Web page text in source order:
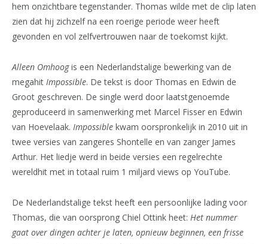
hem onzichtbare tegenstander. Thomas wilde met de clip laten
zien dat hij zichzelf na een roerige periode weer heeft
gevonden en vol zelfvertrouwen naar de toekomst kijkt.
Alleen Omhoogis een Nederlandstalige bewerking van de
megahit Impossible. De tekst is door Thomas en Edwin de
Groot geschreven. De single werd door laatstgenoemde
geproduceerd in samenwerking met Marcel Fisser en Edwin
van Hoevelaak. Impossible kwam oorspronkelijk in 2010 uit in
twee versies van zangeres Shontelle en van zanger James
Arthur. Het liedje werd in beide versies een regelrechte
wereldhit met in totaal ruim 1 miljard views op YouTube.
De Nederlandstalige tekst heeft een persoonlijke lading voor
Thomas, die van oorsprong Chiel Ottink heet: Het nummer
gaat over dingen achter je laten, opnieuw beginnen, een frisse